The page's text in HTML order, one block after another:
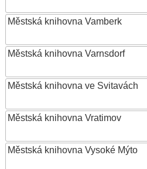
Městská knihovna Vamberk
Městská knihovna Varnsdorf
Městská knihovna ve Svitavách
Městská knihovna Vratimov
Městská knihovna Vysoké Mýto